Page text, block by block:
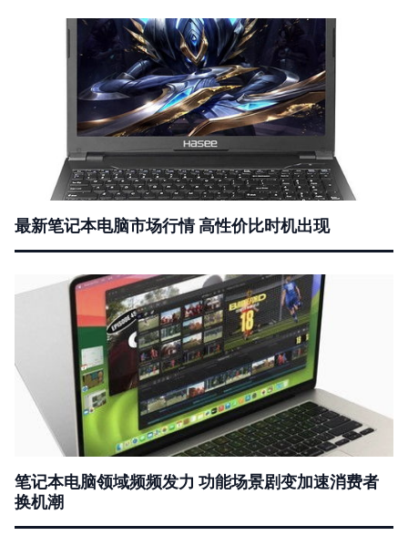
最新笔记本电脑市场行情 高性价比时机出现
笔记本电脑领域频频发力 功能场景剧变加速消费者
换机潮